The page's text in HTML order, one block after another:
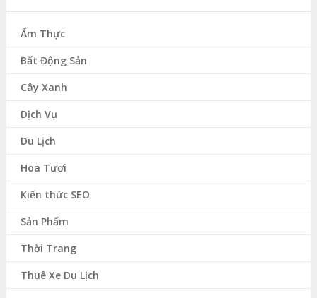
Ẩm Thực
Bất Động Sản
Cây Xanh
Dịch Vụ
Du Lịch
Hoa Tươi
Kiến thức SEO
Sản Phẩm
Thời Trang
Thuê Xe Du Lịch